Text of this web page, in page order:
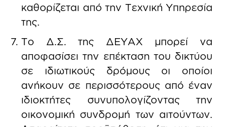
καθορίζεται από την Τεχνική Υπηρεσία
της.
Το Δ.Σ. της ΔΕΥΑΧ μπορεί να
αποφασίσει την επέκταση του δικτύου
σε ιδιωτικούς δρόμους οι οποίοι
ανήκουν σε περισσότερους από έναν
ιδιοκτήτες συνυπολογίζοντας την
οικονομική συνδρομή των αιτούντων.